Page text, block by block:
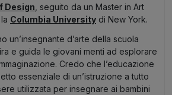
Design , seguito da un Master in Art
Columbia University di New York.
un’insegnante d’arte della scuola
e guida le giovani menti ad esplorare
Credo che l’educazione
essenziale di un’istruzione a tutto
utilizzata per insegnare ai bambini